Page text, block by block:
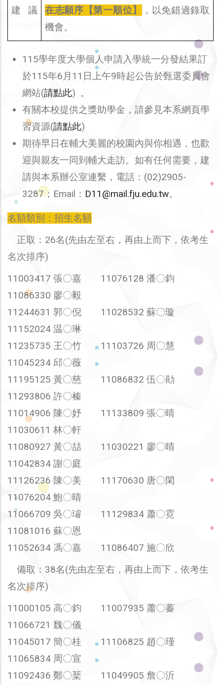
建 議
在志願序【第一順位】
，以免錯過錄取
機會。
115學年度大學個人申請入學統一分發結果訂
於115年6月11日上午9時起公告於甄選委員會
網站(請點此) 。
有關本校提供之獎助學金，請參見本系網頁學
習資源(請點此)
期待早日在輔大美麗的校園內與你相遇，也歡
迎與親友一同到輔大走訪。如有任何需要，建
請與本系辦公室連繫，電話：(02)2905-
3287；Email： D11@mail.fju.edu.tw。
名額類別：招生名額
正取：26名(先由左至右，再由上而下，依考生
名次排序)
11003417 張〇嘉 11076128 潘〇鈞
11086330 廖〇毅
11244631 郭〇倪 11028532 蘇〇璇
11152024 温〇琳
11235735 王〇竹 11103726 周〇慧
11045234 邱〇薇
11195125 黃〇慈 11086832 伍〇勛
11293806 許〇榛
11014906 陳〇妤 11133809 張〇晴
11030611 林〇軒
11080927 黃〇喆 11030221 廖〇晴
11042834 謝〇庭
11126236 陳〇美 11170630 唐〇閑
11076204 鮑〇晴
11066709 吳〇璿 11129834 蕭〇霓
11081016 蘇〇恩
11052634 馮〇嘉 11086407 施〇欣
備取：38名(先由左至右，再由上而下，依考生
名次排序)
11000105 高〇鈞 11007935 蕭〇蓁
11066721 魏〇儀
11045017 簡〇桂 11106825 趙〇瑾
11065834 周〇宣
11092436 鄭〇棻 11049905 詹〇沂